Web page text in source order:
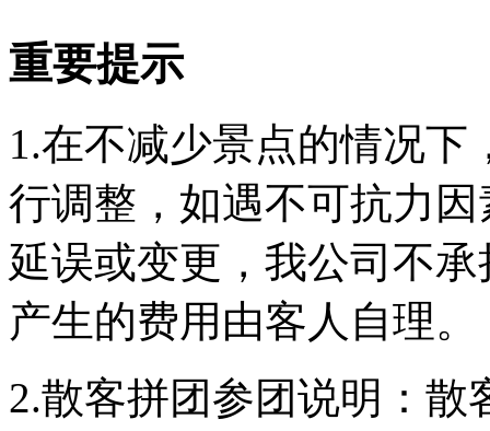
重要提示
1.在不减少景点的情况
行调整，如遇不可抗力
延误或变更，我公司不
产生的费用由客人自理。
2.散客拼团参团说明：